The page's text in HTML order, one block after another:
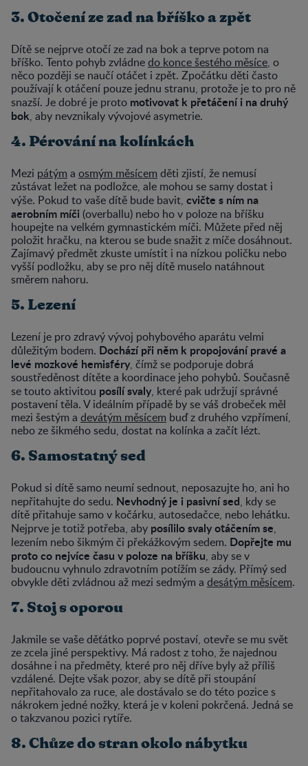
3. Otočení ze zad na bříško a zpět
Dítě se nejprve otočí ze zad na bok a teprve potom na
bříško. Tento pohyb zvládnedo konce šestého měsíce, o
něco později se naučí otáčet i zpět. Zpočátku děti často
používají k otáčení pouze jednu stranu, protože je to pro ně
snazší. Je dobré je proto motivovat k přetáčení i na druhý
bok, aby nevznikaly vývojové asymetrie.
4. Pérování na kolínkách
Mezi pátým a osmým měsícem děti zjistí, že nemusí
zůstávat ležet na podložce, ale mohou se samy dostat i
výše. Pokud to vaše dítě bude bavit, cvičte s ním na
aerobním míči(overballu) nebo ho v poloze na bříšku
houpejte na velkém gymnastickém míči. Můžete před něj
položit hračku, na kterou se bude snažit z míče dosáhnout.
Zajímavý předmět zkuste umístit i na nízkou poličku nebo
vyšší podložku, aby se pro něj dítě muselo natáhnout
směrem nahoru.
5. Lezení
Lezení je pro zdravý vývoj pohybového aparátu velmi
důležitým bodem. Dochází při něm k propojování pravé a
levé mozkové hemisféry, čímž se podporuje dobrá
soustředěnost dítěte a koordinace jeho pohybů. Současně
se touto aktivitou posílí svaly, které pak udržují správné
postavení těla. V ideálním případě by se váš drobeček měl
mezi šestým a devátým měsícem buď z druhého vzpřímení,
nebo ze šikmého sedu, dostat na kolínka a začít lézt.
6. Samostatný sed
Pokud si dítě samo neumí sednout, neposazujte ho, ani ho
nepřitahujte do sedu. Nevhodný je i pasivní sed, kdy se
dítě přitahuje samo v kočárku, autosedačce, nebo lehátku.
Nejprve je totiž potřeba, aby posílilo svaly otáčením se,
lezením nebo šikmým či překážkovým sedem. Dopřejte mu
proto co nejvíce času v poloze na bříšku, aby se v
budoucnu vyhnulo zdravotním potížím se zády. Přímý sed
obvykle děti zvládnou až mezi sedmým a desátým měsícem.
7. Stoj s oporou
Jakmile se vaše děťátko poprvé postaví, otevře se mu svět
ze zcela jiné perspektivy. Má radost z toho, že najednou
dosáhne i na předměty, které pro něj dříve byly až příliš
vzdálené. Dejte však pozor, aby se dítě při stoupání
nepřitahovalo za ruce, ale dostávalo se do této pozice s
nákrokem jedné nožky, která je v koleni pokrčená. Jedná se
o takzvanou pozici rytíře.
8. Chůze do stran okolo nábytku